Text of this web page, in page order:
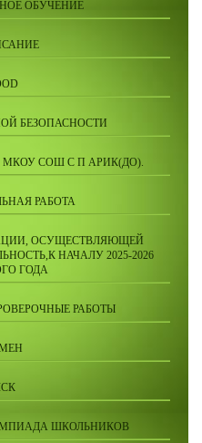
ОБУЧЕНИЕ
БЕЗОПАСНОСТИ
СОШ С П АРИК(ДО).
РАБОТА
ОСУЩЕСТВЛЯЮЩЕЙ
НАЧАЛУ 2025-2026
ГОДА
РАБОТЫ
ШКОЛЬНИКОВ